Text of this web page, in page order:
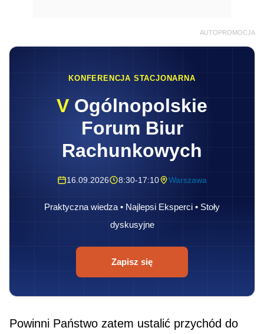
AUTOPROMOCJA
KONFERENCJA STACJONARNA
V Ogólnopolskie
Forum Biur
Rachunkowych
16.09.2026 8:30-17:10 Warszawa
Praktyczna wiedza • Najlepsi Eksperci • Stoły
dyskusyjne
Zapisz się
Powinni Państwo zatem ustalić przychód do